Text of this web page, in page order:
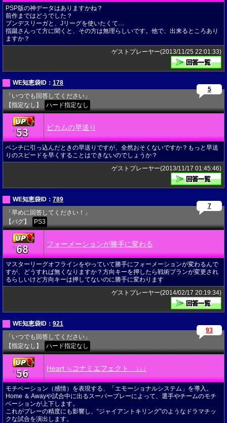
PSP版の神データはありますかね？
前作まではどうでした？
ブンデスリーガと、Jリーグを使いたくて…
指蹴さんって方に聞くと、その方は無理らしいです。他で、出来るところあり
ますか？
ゲストプレーヤー(2013/11/25 22:01:33)
WE知恵袋ID： 178
「いつでも回答してください」
【指定なし】
ハード指定なし
5
★53 ビカムの早送り
ベンチに引っ込んだときの早送りですが、全然おそくないですか？もっと早送
りのスピードを早くすることはできないのでしょうか？
ゲストプレーヤー(2013/11/17 01:45:46)
WE知恵袋ID： 789
「早めに回答してください！」
【バグ】
PS3
7
★68 フォーメーションが勝手に変わる
マスターリーグオフラインをやっていて勝手にフォーメーションが変わるんで
すが、どうすれば無くなりますか？方向キーを押したら戦術プランが変更され
るらしいけど方向キーは押してないのに勝手に変わります
ゲストプレーヤー(2014/02/17 20:19:34)
WE知恵袋ID： 921
「いつでも回答してください」
【指定なし】
ハード指定なし
93
★56 Heart ≒コナミエフェクト ↓↓↓
モチベーション（感情）を表現する、「エモーショナルシステム」を導入。
Home ＆ Awayや試合中に出るスーパープレーによって、選手やチームのモチ
ベーションが上下します。
これがプレーの精度にも影響し、“ジャイアントキリング”のようなドラマチッ
クな試合を演出します。